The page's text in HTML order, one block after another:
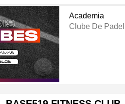
Academia
Clube De Padel